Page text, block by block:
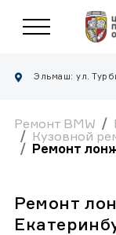
Эльмаш: ул.
Ремонт BMW
Кузовной
Ремонт
Ремонт